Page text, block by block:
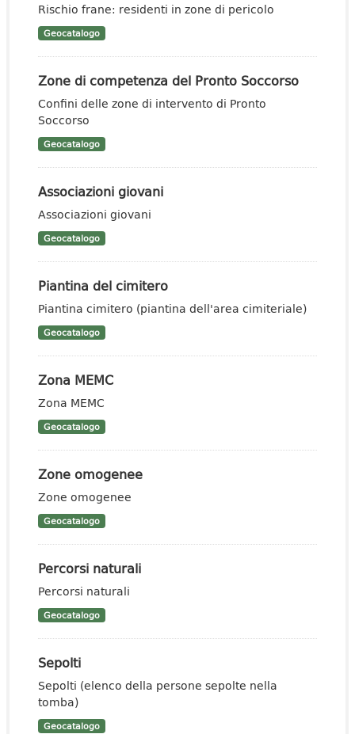
Rischio frane: residenti in zone di pericolo
Geocatalogo
Zone di competenza del Pronto Soccorso
Confini delle zone di intervento di Pronto
Soccorso
Geocatalogo
Associazioni giovani
Associazioni giovani
Geocatalogo
Piantina del cimitero
Piantina cimitero (piantina dell'area cimiteriale)
Geocatalogo
Zona MEMC
Zona MEMC
Geocatalogo
Zone omogenee
Zone omogenee
Geocatalogo
Percorsi naturali
Percorsi naturali
Geocatalogo
Sepolti
Sepolti (elenco della persone sepolte nella
tomba)
Geocatalogo